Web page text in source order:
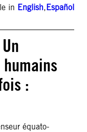
in English,Español
:
équato-